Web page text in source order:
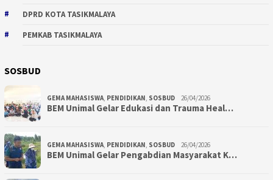
DPRD KOTA TASIKMALAYA
PEMKAB TASIKMALAYA
SOSBUD
GEMA MAHASISWA PENDIDIKAN SOSBUD 26/04/2026
BEM Unimal Gelar Edukasi dan Trauma Heal…
GEMA MAHASISWA PENDIDIKAN SOSBUD 26/04/2026
BEM Unimal Gelar Pengabdian Masyarakat K…